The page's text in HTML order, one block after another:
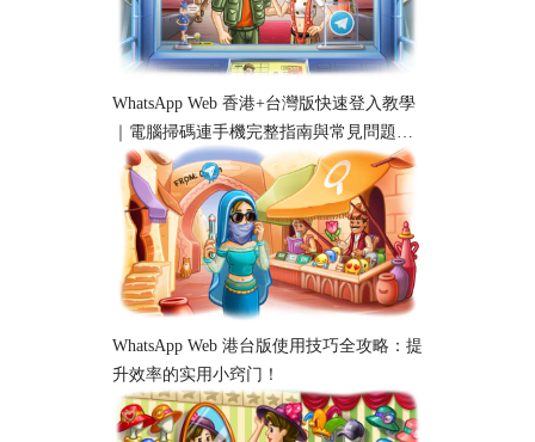
WhatsApp Web 香港+台灣版快速登入教學
｜電腦掃碼連手機完整指南與常見問題解
析
WhatsApp Web 港台版使用技巧全攻略：提
升效率的实用小窍门！